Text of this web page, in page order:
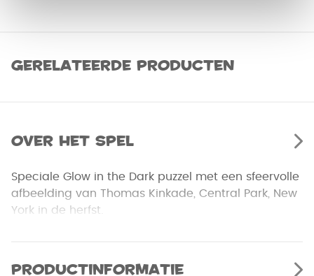
Gerelateerde producten
Over het spel
Speciale Glow in the Dark puzzel met een sfeervolle
afbeelding van Thomas Kinkade, Central Park, New
York in de herfst.
Productinformatie